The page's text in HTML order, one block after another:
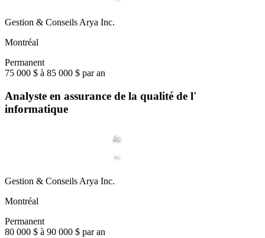
Gestion & Conseils Arya Inc.
Montréal
Permanent
75 000 $ à 85 000 $ par an
Analyste en assurance de la qualité de l'
informatique
Gestion & Conseils Arya Inc.
Montréal
Permanent
80 000 $ à 90 000 $ par an